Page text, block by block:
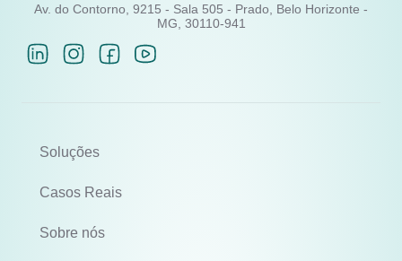
Av. do Contorno, 9215 - Sala 505 - Prado, Belo Horizonte -
MG, 30110-941
Soluções
Casos Reais
Sobre nós